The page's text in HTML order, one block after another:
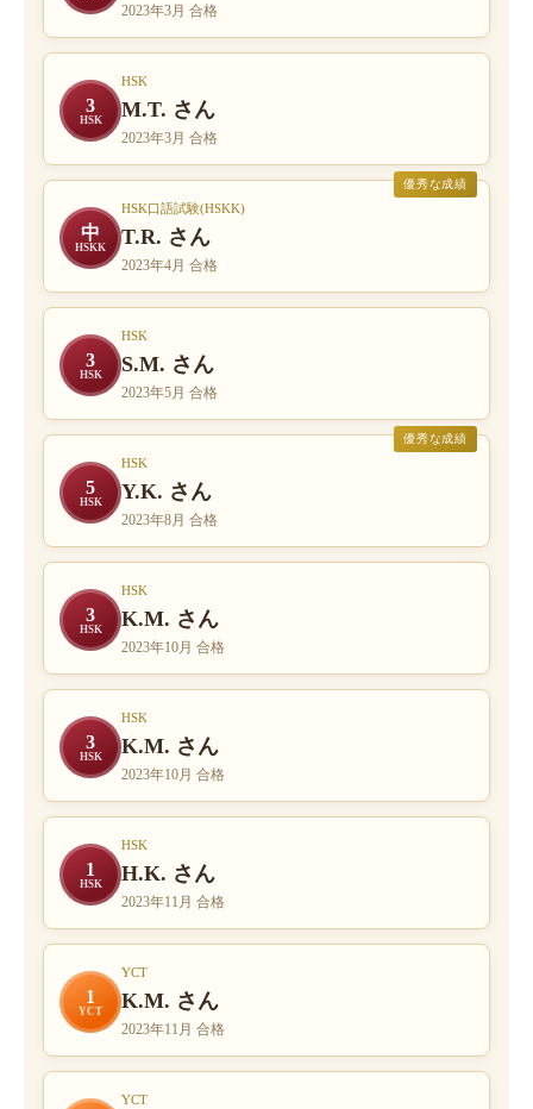
2023年3月 合格
3
HSK
HSK
M.T. さん
2023年3月 合格
優秀な成績
中
HSKK
HSK口語試験(HSKK)
T.R. さん
2023年4月 合格
3
HSK
HSK
S.M. さん
2023年5月 合格
優秀な成績
5
HSK
HSK
Y.K. さん
2023年8月 合格
3
HSK
HSK
K.M. さん
2023年10月 合格
3
HSK
HSK
K.M. さん
2023年10月 合格
1
HSK
HSK
H.K. さん
2023年11月 合格
1
YCT
YCT
K.M. さん
2023年11月 合格
YCT